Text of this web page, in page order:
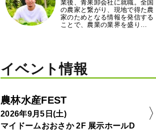
業後、青果卸会社に就職。全国
の農家と繋がり、現地で得た農
家のためとなる情報を発信する
ことで、農業の業界を盛り…
イベント情報
農林水産FEST
2026年9月5日(土)
マイドームおおさか 2F 展示ホールD